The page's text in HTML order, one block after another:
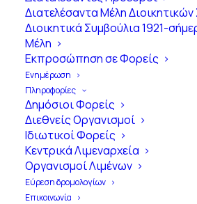
Διατελέσαντα Μέλη
Διοικητικά Συμβούλια 1921-
Μέλη
Εκπροσώπηση σε Φορείς
Ενημέρωση
Πληροφορίες
Δημόσιοι Φορείς
Διεθνείς Οργανισμοί
Ιδιωτικοί Φορείς
Κεντρικά Λιμεναρχεία
Οργανισμοί Λιμένων
Εύρεση δρομολογίων
Επικοινωνία
ΣύγχρονηΕποχ
100Χρόνια
Επιβα
στηνΕλλά δ